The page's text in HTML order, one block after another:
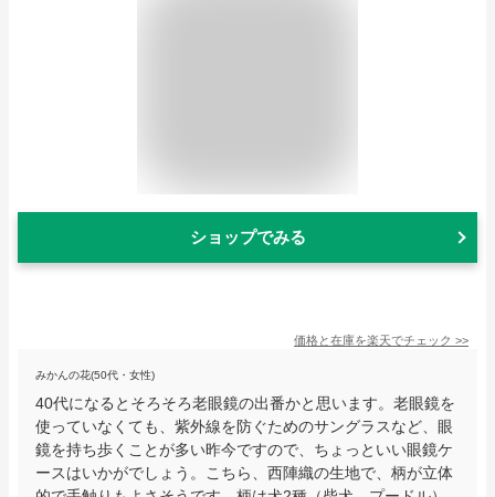
ショップでみる
価格と在庫を楽天でチェック >>
みかんの花(50代・女性)
40代になるとそろそろ老眼鏡の出番かと思います。老眼鏡を
使っていなくても、紫外線を防ぐためのサングラスなど、眼
鏡を持ち歩くことが多い昨今ですので、ちょっといい眼鏡ケ
ースはいかがでしょう。こちら、西陣織の生地で、柄が立体